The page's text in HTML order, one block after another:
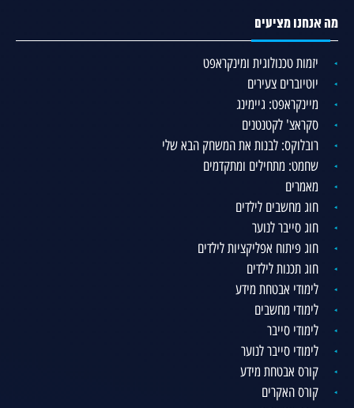
מה אנחנו מציעים
יזמות טכנולוגית ומינקראפט
יוטיוברים צעירים
מיינקראפט: גיימינג
סקראצ' לקטנטנים
רובלוקס: לבנות את המשחק הבא שלי
שחמט: מתחילים ומתקדמים
מאמרים
חוג מחשבים לילדים
חוג סייבר לנוער
חוג פיתוח אפליקציות לילדים
חוג תכנות לילדים
לימודי אבטחת מידע
לימודי מחשבים
לימודי סייבר
לימודי סייבר לנוער
קורס אבטחת מידע
קורס האקרים